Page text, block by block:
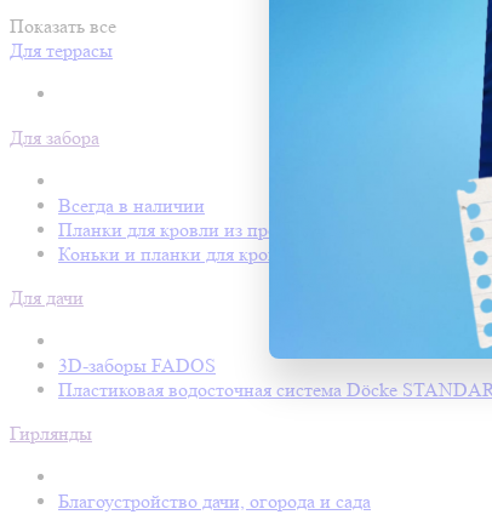
Показать все
Для террасы
Для забора
Всегда в наличии
Планки для кровли из профнастила
Коньки и планки для кровли Покрофф
Для дачи
3D-заборы FADOS
Пластиковая водосточная система Döcke
Гирлянды
Благоустройство дачи, огорода и сада